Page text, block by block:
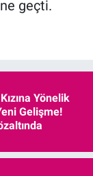
geçti.
Yönelik
Gelişme!